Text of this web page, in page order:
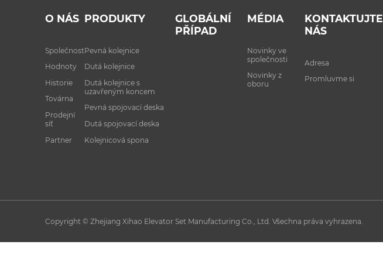
O NÁS
Společnost
Hodnoty
Historie
Továrna
Prodejní
síť
Partner
PRODUKTY
Pevná kolejnice
Dutá kolejnice
Dutá kolejnice s
uzavřeným koncem
Pevná spojovací deska
Dutá spojovací deska
Kolejnicová spona
GLOBÁLNÍ
PŘÍPAD
MÉDIA
Novinky ve
společnosti
Novinky z
oboru
KONTAKTUJTE
NÁS
Adresa
Promluvme si
Copyright © Zhejiang Xihao Elevator Set Manufacturing Co., Ltd. Všechna práva vyhrazena.